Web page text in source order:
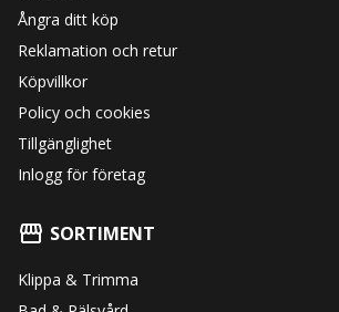
Ångra ditt köp
Reklamation och retur
Köpvillkor
Policy och cookies
Tillgänglighet
Inlogg för företag
SORTIMENT
Klippa & Trimma